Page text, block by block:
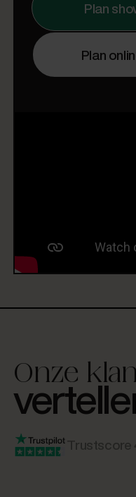
Plan
Plan
Onze
Trustscore